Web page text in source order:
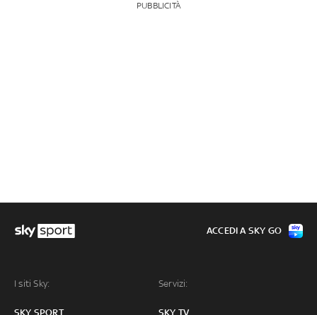
PUBBLICITÀ
I siti Sky:
SKY SPORT
Servizi:
SKY TV
ACCEDI A SKY GO